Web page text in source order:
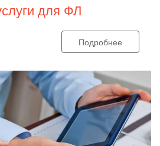
для ФЛ
Подробнее